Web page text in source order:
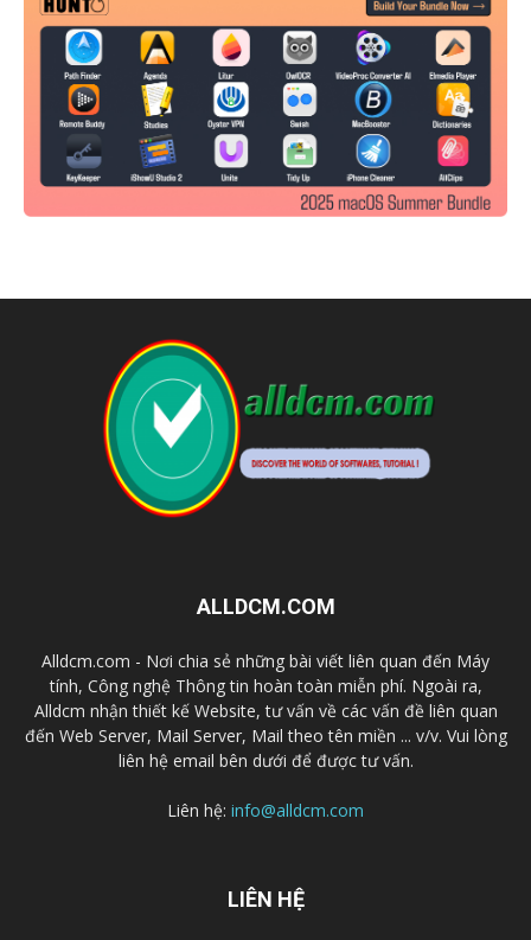
ALLDCM.COM
Alldcm.com - Nơi chia sẻ những bài viết liên quan đến Máy
tính, Công nghệ Thông tin hoàn toàn miễn phí. Ngoài ra,
Alldcm nhận thiết kế Website, tư vấn về các vấn đề liên quan
đến Web Server, Mail Server, Mail theo tên miền ... v/v. Vui lòng
liên hệ email bên dưới để được tư vấn.
Liên hệ: info@alldcm.com
LIÊN HỆ